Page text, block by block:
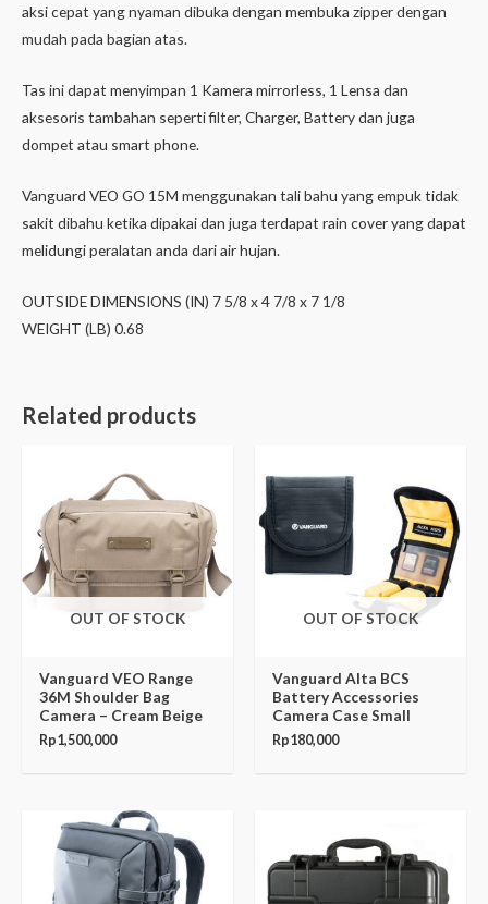
aksi cepat yang nyaman dibuka dengan membuka zipper dengan
mudah pada bagian atas.
Tas ini dapat menyimpan 1 Kamera mirrorless, 1 Lensa dan
aksesoris tambahan seperti filter, Charger, Battery dan juga
dompet atau smart phone.
Vanguard VEO GO 15M menggunakan tali bahu yang empuk tidak
sakit dibahu ketika dipakai dan juga terdapat rain cover yang dapat
melidungi peralatan anda dari air hujan.
OUTSIDE DIMENSIONS (IN) 7 5/8 x 4 7/8 x 7 1/8
WEIGHT (LB) 0.68
Related products
OUT OF STOCK
Vanguard VEO Range
36M Shoulder Bag
Camera – Cream Beige
Rp1,500,000
OUT OF STOCK
Vanguard Alta BCS
Battery Accessories
Camera Case Small
Rp180,000